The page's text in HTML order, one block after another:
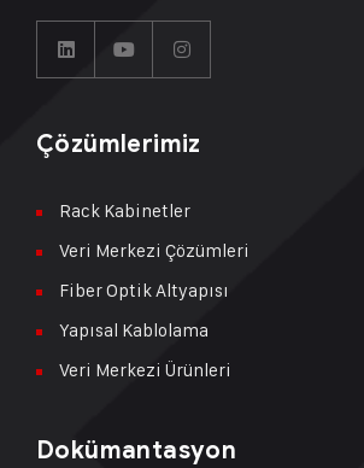
Çözümlerimiz
Rack Kabinetler
Veri Merkezi Çözümleri
Fiber Optik Altyapısı
Yapısal Kablolama
Veri Merkezi Ürünleri
Dokümantasyon